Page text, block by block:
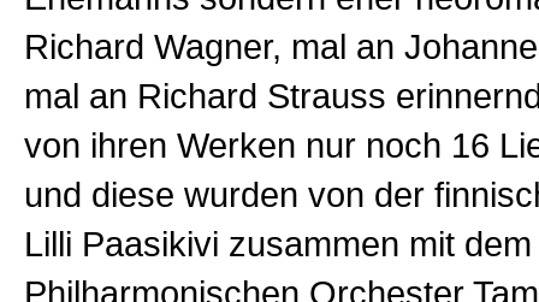
Richard Wagner, mal an
mal an Richard Strauss
von ihren Werken nur noch 16
und diese wurden von der
Lilli Paasikivi zusammen mit dem
Philharmonischen Orchester